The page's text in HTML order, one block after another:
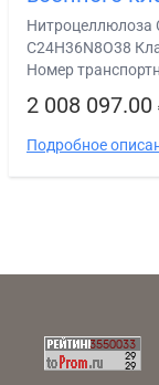
Нитроцеллюлоза
C24H36N8O38
Номер
2 008 097.00
Подробное